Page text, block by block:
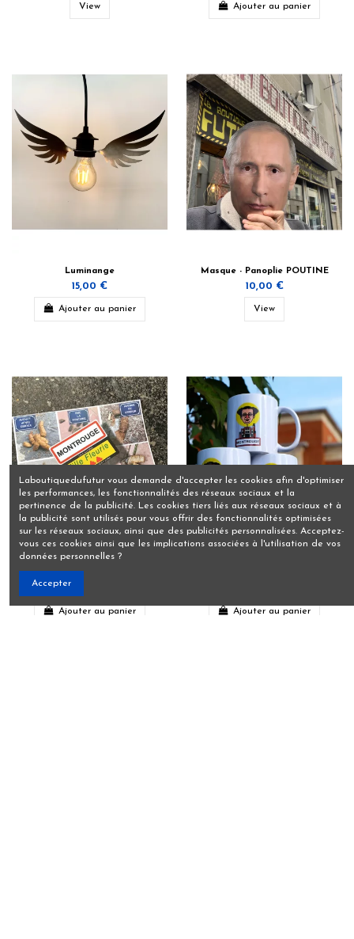
View Ajouter au panier
Luminange
15,00 €
Ajouter au panier
Masque - Panoplie POUTINE
10,00 €
View
Montrouge - Ville fleurie
Ajouter au panier Ajouter au panier
Laboutiquedufutur vous demande d'accepter les cookies afin d'optimiser
les performances, les fonctionnalités des réseaux sociaux et la
pertinence de la publicité. Les cookies tiers liés aux réseaux sociaux et à
la publicité sont utilisés pour vous offrir des fonctionnalités optimisées
sur les réseaux sociaux, ainsi que des publicités personnalisées. Acceptez-
vous ces cookies ainsi que les implications associées à l'utilisation de vos
données personnelles ?
Accepter